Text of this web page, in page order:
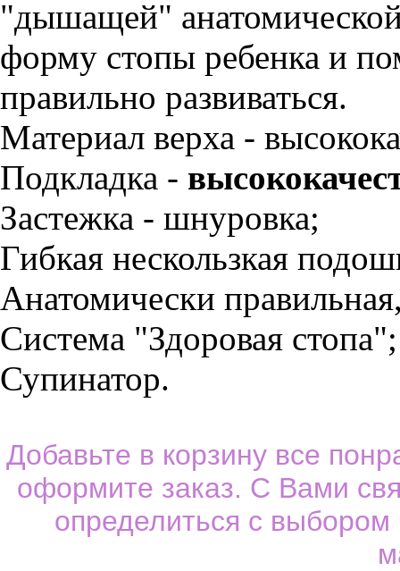
"дышащей"
форму стопы ребенка и
правильно развиваться.
Материал верха -
Подкладка -
Застежка - шнуровка;
Гибкая нескользкая
Анатомически
Система "Здоровая стопа";
Супинатор.
Добавьте в корзину все
оформите заказ. С Вами
определиться с